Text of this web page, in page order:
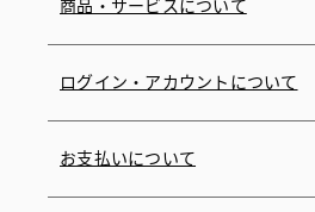
商品・サービスについて
ログイン・アカウントについて
お支払いについて